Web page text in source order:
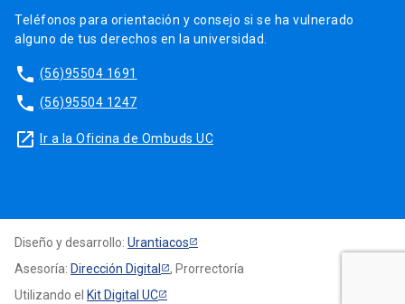
Teléfonos para orientación y consejo si se ha vulnerado
alguno de tus derechos en la universidad.
phone (56)95504 1691
phone (56)95504 1247
launch Ir a la Oficina de Ombuds UC
Diseño y desarrollo: Urantiacos
Asesoría: Dirección Digital
, Prorrectoría
Utilizando el Kit Digital UC